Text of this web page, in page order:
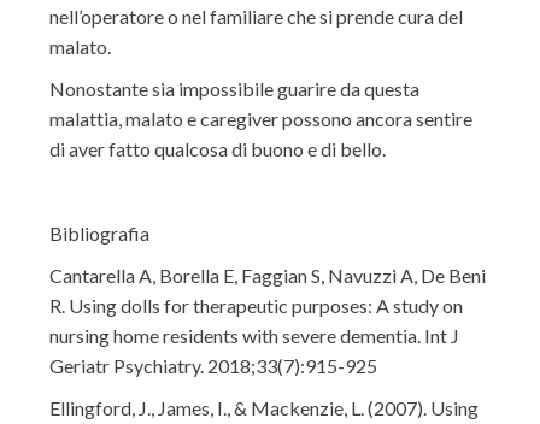
nell’operatore o nel familiare che si prende cura del
malato.
Nonostante sia impossibile guarire da questa
malattia, malato e caregiver possono ancora sentire
di aver fatto qualcosa di buono e di bello.
Bibliografia
Cantarella A, Borella E, Faggian S, Navuzzi A, De Beni
R. Using dolls for therapeutic purposes: A study on
nursing home residents with severe dementia. Int J
Geriatr Psychiatry. 2018;33(7):915-925
Ellingford, J., James, I., & Mackenzie, L. (2007). Using